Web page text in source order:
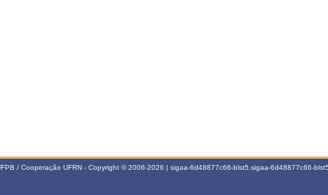
/ Cooperação UFRN - Copyright © 2006-2026 | sigaa-6d48877c66-blst5.sigaa-6d48877c66-